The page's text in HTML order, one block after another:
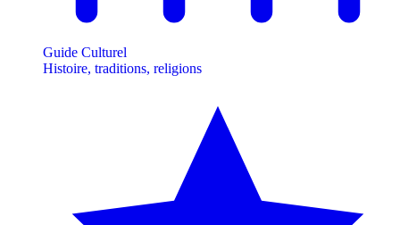
Guide Culturel
Histoire, traditions, religions